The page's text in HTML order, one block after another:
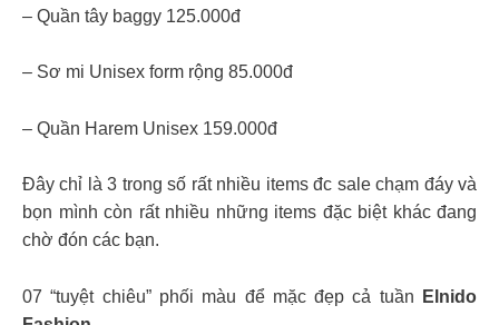
– Quần tây baggy 125.000đ
– Sơ mi Unisex form rộng 85.000đ
– Quần Harem Unisex 159.000đ
Đây chỉ là 3 trong số rất nhiều items đc sale chạm đáy và
bọn mình còn rất nhiều những items đặc biệt khác đang
chờ đón các bạn.
07 “tuyệt chiêu” phối màu để mặc đẹp cả tuần
Elnido